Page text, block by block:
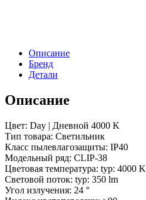
deg,
24V)
IP40
Металл,
года)
Описание
Бренд
Детали
Описание
Цвет: Day | Дневной 4000 K
Тип товара: Светильник
Класс пылевлагозащиты: IP40
Модельный ряд: CLIP-38
Цветовая температура: typ: 4000 K
Световой поток: typ: 350 lm
Угол излучения: 24 °